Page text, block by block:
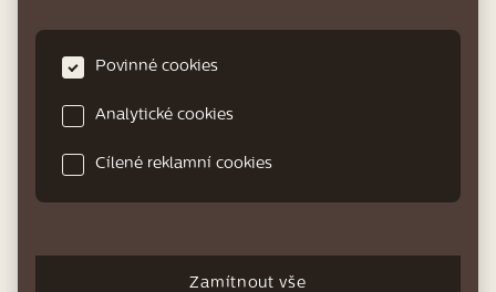
své zemi. Kontaktní informace
přehřátý.
30 minutách jej znovu zapněte.
Povinné cookies
Analytické cookies
Cílené reklamní cookies
Zamítnout vše